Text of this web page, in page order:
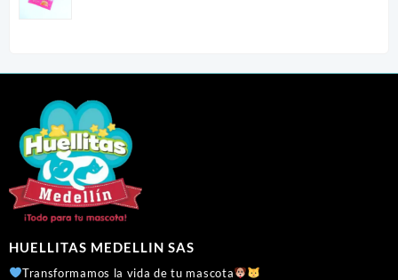
HUELLITAS MEDELLIN SAS
Transformamos la vida de tu mascota